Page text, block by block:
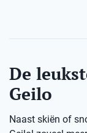
De
Geilo
Naast skiën of